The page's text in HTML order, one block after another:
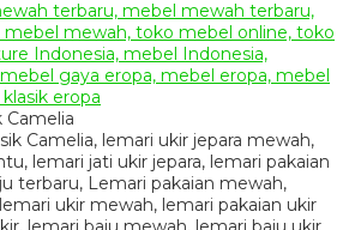
Camelia